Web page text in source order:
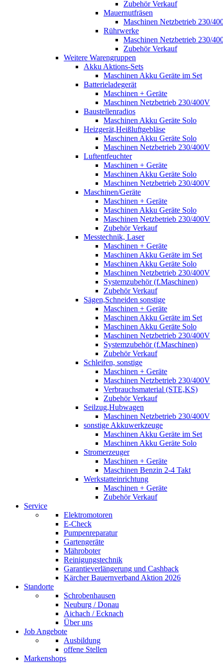
Zubehör Verkauf
Mauernutfräsen
Maschinen Netzbetrieb 230/
Rührwerke
Maschinen Netzbetrieb 230/
Zubehör Verkauf
Weitere Warengruppen
Akku Aktions-Sets
Maschinen Akku Geräte im Set
Batterieladegerät
Maschinen + Geräte
Maschinen Netzbetrieb 230/400V
Baustellenradios
Maschinen Akku Geräte Solo
Heizgerät,Heißluftgebläse
Maschinen Akku Geräte Solo
Maschinen Netzbetrieb 230/400V
Luftentfeuchter
Maschinen + Geräte
Maschinen Akku Geräte Solo
Maschinen Netzbetrieb 230/400V
Maschinen/Geräte
Maschinen + Geräte
Maschinen Akku Geräte Solo
Maschinen Netzbetrieb 230/400V
Zubehör Verkauf
Messtechnik, Laser
Maschinen + Geräte
Maschinen Akku Geräte im Set
Maschinen Akku Geräte Solo
Maschinen Netzbetrieb 230/400V
Systemzubehör (f.Maschinen)
Zubehör Verkauf
Sägen,Schneiden sonstige
Maschinen + Geräte
Maschinen Akku Geräte im Set
Maschinen Akku Geräte Solo
Maschinen Netzbetrieb 230/400V
Systemzubehör (f.Maschinen)
Zubehör Verkauf
Schleifen, sonstige
Maschinen + Geräte
Maschinen Netzbetrieb 230/400V
Verbrauchsmaterial (STE,KS)
Zubehör Verkauf
Seilzug,Hubwagen
Maschinen Netzbetrieb 230/400V
sonstige Akkuwerkzeuge
Maschinen Akku Geräte im Set
Maschinen Akku Geräte Solo
Stromerzeuger
Maschinen + Geräte
Maschinen Benzin 2-4 Takt
Werkstatteinrichtung
Maschinen + Geräte
Zubehör Verkauf
Service
Elektromotoren
E-Check
Pumpenreparatur
Gartengeräte
Mähroboter
Reinigungstechnik
Garantieverlängerung und Cashback
Kärcher Bauernverband Aktion 2026
Standorte
Schrobenhausen
Neuburg / Donau
Aichach / Ecknach
Über uns
Job Angebote
Ausbildung
offene Stellen
Markenshops